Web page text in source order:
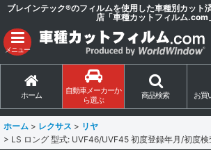
ブレインテック®のフィルムを使用した車種別カット
店「車種カットフィルム.com
メニュー
ホーム
自動車メーカーか
ら選ぶ
商品検索 お買
ホーム > レクサス > リヤ
> LS ロング 型式: UVF46/UVF45 初度登録年月/初度